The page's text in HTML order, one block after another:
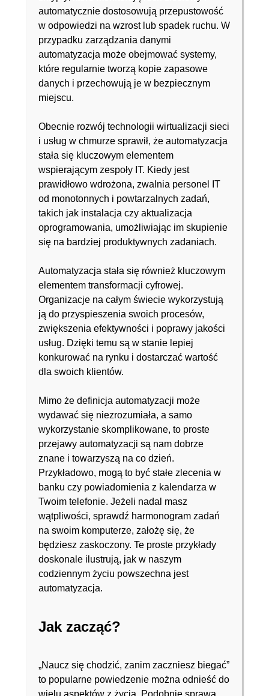
automatycznie dostosowują przepustowość
w odpowiedzi na wzrost lub spadek ruchu. W
przypadku zarządzania danymi
automatyzacja może obejmować systemy,
które regularnie tworzą kopie zapasowe
danych i przechowują je w bezpiecznym
miejscu.
Obecnie rozwój technologii wirtualizacji sieci
i usług w chmurze sprawił, że automatyzacja
stała się kluczowym elementem
wspierającym zespoły IT. Kiedy jest
prawidłowo wdrożona, zwalnia personel IT
od monotonnych i powtarzalnych zadań,
takich jak instalacja czy aktualizacja
oprogramowania, umożliwiając im skupienie
się na bardziej produktywnych zadaniach.
Automatyzacja stała się również kluczowym
elementem transformacji cyfrowej.
Organizacje na całym świecie wykorzystują
ją do przyspieszenia swoich procesów,
zwiększenia efektywności i poprawy jakości
usług. Dzięki temu są w stanie lepiej
konkurować na rynku i dostarczać wartość
dla swoich klientów.
Mimo że definicja automatyzacji może
wydawać się niezrozumiała, a samo
wykorzystanie skomplikowane, to proste
przejawy automatyzacji są nam dobrze
znane i towarzyszą na co dzień.
Przykładowo, mogą to być stałe zlecenia w
banku czy powiadomienia z kalendarza w
Twoim telefonie. Jeżeli nadal masz
wątpliwości, sprawdź harmonogram zadań
na swoim komputerze, założę się, że
będziesz zaskoczony. Te proste przykłady
doskonale ilustrują, jak w naszym
codziennym życiu powszechna jest
automatyzacja.
Jak zacząć?
„Naucz się chodzić, zanim zaczniesz biegać”
to popularne powiedzenie można odnieść do
wielu aspektów z życia. Podobnie sprawa